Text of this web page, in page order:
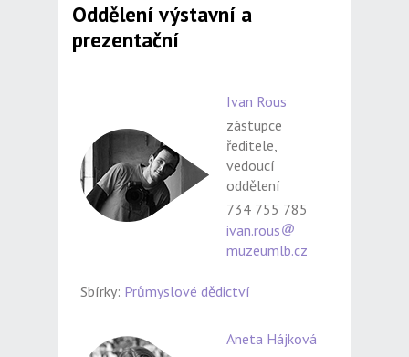
Oddělení výstavní a
prezentační
Ivan Rous
zástupce
ředitele,
vedoucí
oddělení
734 755 785
ivan.rous
muzeumlb.cz
Sbírky: Průmyslové dědictví
Aneta Hájková